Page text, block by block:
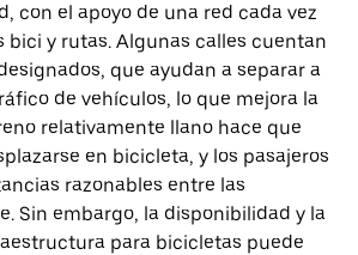
con el apoyo de una red cada vez
bici y rutas. Algunas calles cuentan
que ayudan a separar a
de vehículos, lo que mejora la
relativamente llano hace que
en bicicleta, y los pasajeros
razonables entre las
Sin embargo, la disponibilidad y la
para bicicletas puede